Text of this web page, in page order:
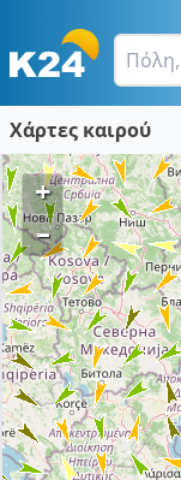
Χάρτες καιρού
+
–